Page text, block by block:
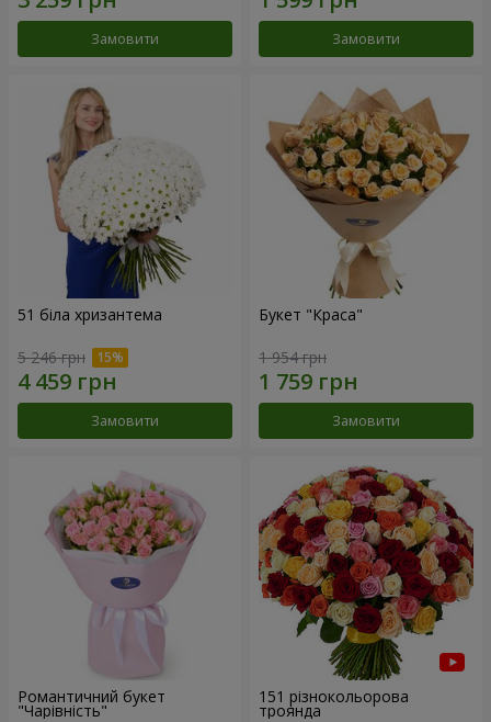
Замовити Замовити
51 біла хризантема
5 246 грн
Замовити
Букет "Краса"
1 954 грн
Замовити
Романтичний букет
"Чарівність"
151 різнокольорова
троянда